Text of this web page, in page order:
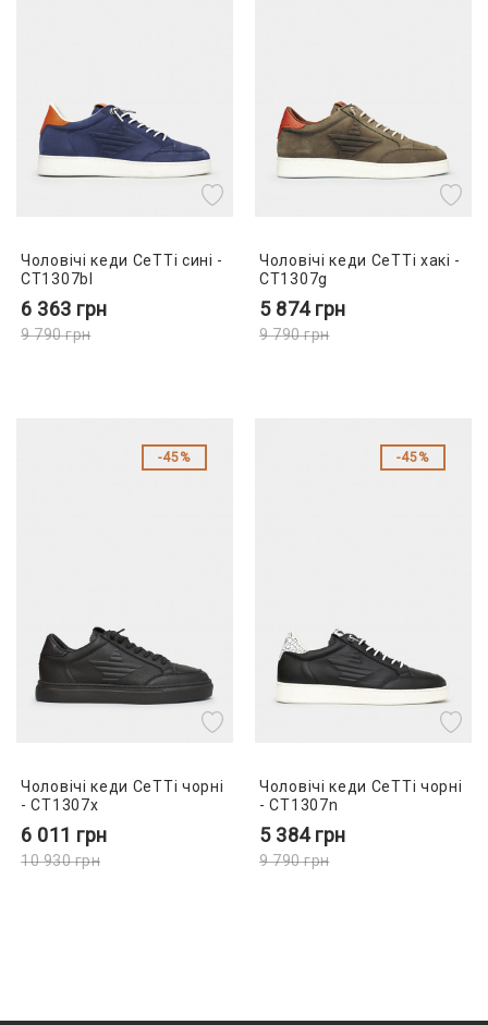
Чоловічі кеди CeTTi сині -
CT1307bl
6 363 грн
9 790грн
Чоловічі кеди CeTTi хакі -
CT1307g
5 874грн
9 790грн
45%
Чоловічі кеди CeTTi чорні
- CT1307x
6 011 грн
10 930грн
45%
Чоловічі кеди CeTTi чорні
- CT1307n
5 384грн
9 790грн